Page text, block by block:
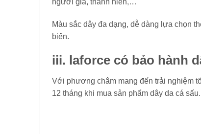
Màu sắc dây đa dạng, dễ dàng lựa chọn
biến.
iii. laforce có bảo hành
Với phương châm mang đến trải nghiệm
12 tháng khi mua sản phẩm dây da cá sấu.